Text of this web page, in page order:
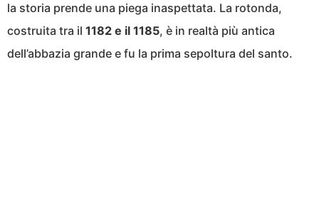
la storia prende una piega inaspettata. La rotonda,
costruita tra il 1182 e il 1185, è in realtà più antica
dell’abbazia grande e fu la prima sepoltura del santo.